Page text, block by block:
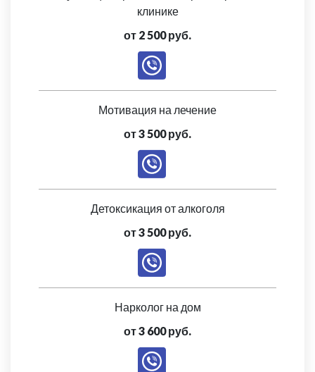
клинике
от 2 500 руб.
Мотивация на лечение
от 3 500 руб.
Детоксикация от алкоголя
от 3 500 руб.
Нарколог на дом
от 3 600 руб.